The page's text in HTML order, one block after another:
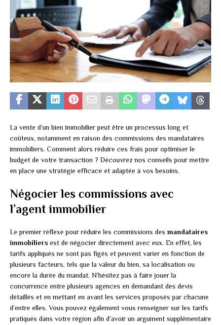
La vente d’un bien immobilier peut être un processus long et
coûteux, notamment en raison des commissions des mandataires
immobiliers. Comment alors réduire ces frais pour optimiser le
budget de votre transaction ? Découvrez nos conseils pour mettre
en place une stratégie efficace et adaptée à vos besoins.
Négocier les commissions avec
l’agent immobilier
Le premier réflexe pour réduire les commissions des mandataires
immobiliers est de négocier directement avec eux. En effet, les
tarifs appliqués ne sont pas figés et peuvent varier en fonction de
plusieurs facteurs, tels que la valeur du bien, sa localisation ou
encore la durée du mandat. N’hésitez pas à faire jouer la
concurrence entre plusieurs agences en demandant des devis
détaillés et en mettant en avant les services proposés par chacune
d’entre elles. Vous pouvez également vous renseigner sur les tarifs
pratiqués dans votre région afin d’avoir un argument supplémentaire